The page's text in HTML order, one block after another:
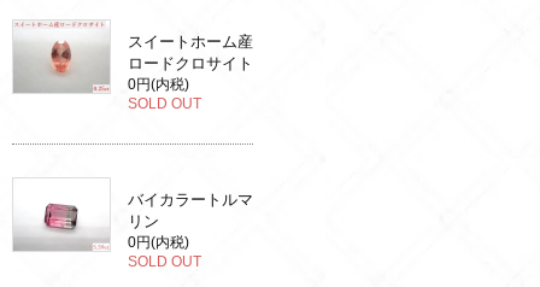
スイートホーム産
ロードクロサイト
0円(内税)
SOLD OUT
バイカラートルマ
リン
0円(内税)
SOLD OUT